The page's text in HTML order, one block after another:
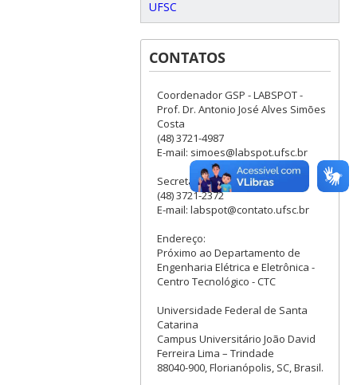
UFSC
CONTATOS
Coordenador GSP - LABSPOT -
Prof. Dr. Antonio José Alves Simões
Costa
(48) 3721-4987
E-mail: simoes@labspot.ufsc.br
Secretaria LABSPOT
(48) 3721-2372
E-mail: labspot@contato.ufsc.br
Endereço:
Próximo ao Departamento de
Engenharia Elétrica e Eletrônica -
Centro Tecnológico - CTC
Universidade Federal de Santa
Catarina
Campus Universitário João David
Ferreira Lima – Trindade
88040-900, Florianópolis, SC, Brasil.